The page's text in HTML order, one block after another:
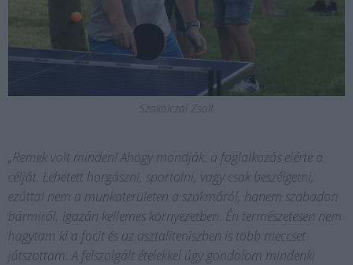
Szakolczai Zsolt
„Remek volt minden! Ahogy mondják: a foglalkozás elérte a
célját. Lehetett horgászni, sportolni, vagy csak beszélgetni,
ezúttal nem a munkaterületen a szakmáról, hanem szabadon
bármiről, igazán kellemes környezetben. Én természetesen nem
hagytam ki a focit és az asztaliteniszben is több meccset
játszottam. A felszolgált ételekkel úgy gondolom mindenki